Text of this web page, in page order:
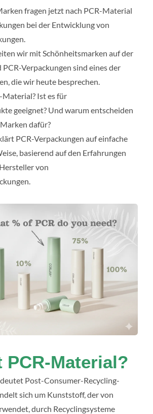
fragen jetzt nach PCR-Material
bei der Entwicklung von
wir mit Schönheitsmarken auf der
Verpackungen sind eines der
die wir heute besprechen.
Material? Ist es für
geeignet? Und warum entscheiden
dafür?
PCR-Verpackungen auf einfache
basierend auf den Erfahrungen
von
PCR-Material?
Post-Consumer-Recycling-
sich um Kunststoff, der von
durch Recyclingsysteme